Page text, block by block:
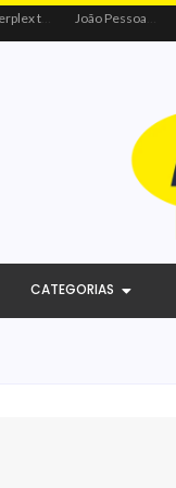
Centerplex traz o combo mais aguardado dos oceanos para estreia de Moana
CATEGORIAS